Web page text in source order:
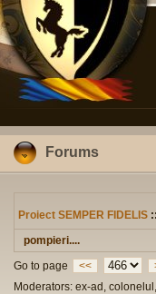
Forums
Proiect SEMPER FIDELIS ::
pompieri....
Go to page
<<
Moderators: ex-ad,